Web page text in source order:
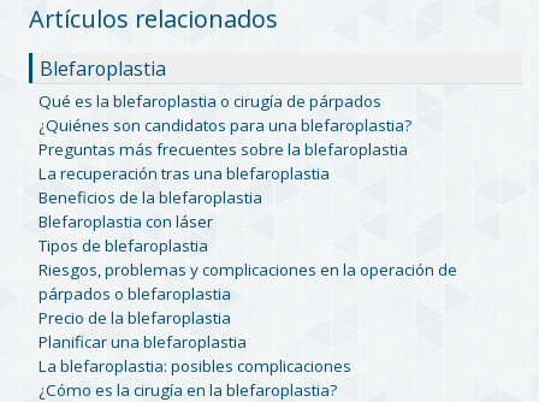
Artículos relacionados
Blefaroplastia
Qué es la blefaroplastia o cirugía de párpados
¿Quiénes son candidatos para una blefaroplastia?
Preguntas más frecuentes sobre la blefaroplastia
La recuperación tras una blefaroplastia
Beneficios de la blefaroplastia
Blefaroplastia con láser
Tipos de blefaroplastia
Riesgos, problemas y complicaciones en la operación de
párpados o blefaroplastia
Precio de la blefaroplastia
Planificar una blefaroplastia
La blefaroplastia: posibles complicaciones
¿Cómo es la cirugía en la blefaroplastia?